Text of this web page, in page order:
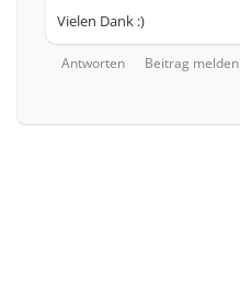
Vielen Dank :)
Antworten Beitrag melden